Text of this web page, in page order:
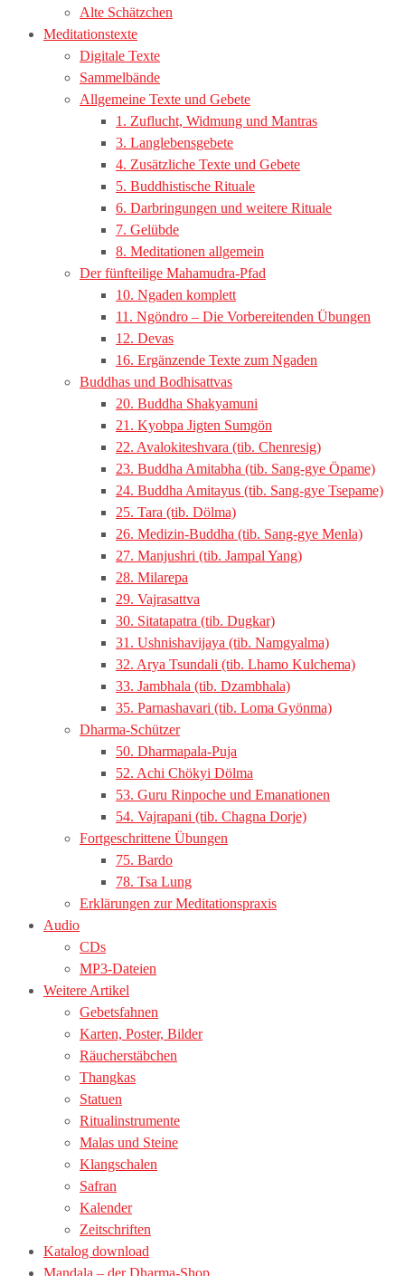
Alte Schätzchen
Meditationstexte
Digitale Texte
Sammelbände
Allgemeine Texte und Gebete
1. Zuflucht, Widmung und Mantras
3. Langlebensgebete
4. Zusätzliche Texte und Gebete
5. Buddhistische Rituale
6. Darbringungen und weitere Rituale
7. Gelübde
8. Meditationen allgemein
Der fünfteilige Mahamudra-Pfad
10. Ngaden komplett
11. Ngöndro – Die Vorbereitenden Übungen
12. Devas
16. Ergänzende Texte zum Ngaden
Buddhas und Bodhisattvas
20. Buddha Shakyamuni
21. Kyobpa Jigten Sumgön
22. Avalokiteshvara (tib. Chenresig)
23. Buddha Amitabha (tib. Sang-gye Öpame)
24. Buddha Amitayus (tib. Sang-gye Tsepame)
25. Tara (tib. Dölma)
26. Medizin-Buddha (tib. Sang-gye Menla)
27. Manjushri (tib. Jampal Yang)
28. Milarepa
29. Vajrasattva
30. Sitatapatra (tib. Dugkar)
31. Ushnishavijaya (tib. Namgyalma)
32. Arya Tsundali (tib. Lhamo Kulchema)
33. Jambhala (tib. Dzambhala)
35. Parnashavari (tib. Loma Gyönma)
Dharma-Schützer
50. Dharmapala-Puja
52. Achi Chökyi Dölma
53. Guru Rinpoche und Emanationen
54. Vajrapani (tib. Chagna Dorje)
Fortgeschrittene Übungen
75. Bardo
78. Tsa Lung
Erklärungen zur Meditationspraxis
Audio
CDs
MP3-Dateien
Weitere Artikel
Gebetsfahnen
Karten, Poster, Bilder
Räucherstäbchen
Thangkas
Statuen
Ritualinstrumente
Malas und Steine
Klangschalen
Safran
Kalender
Zeitschriften
Katalog download
Mandala – der Dharma-Shop